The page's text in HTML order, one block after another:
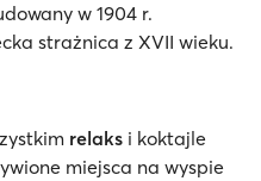
w 1904 r.
strażnica z XVII wieku.
relaks i koktajle
miejsca na wyspie